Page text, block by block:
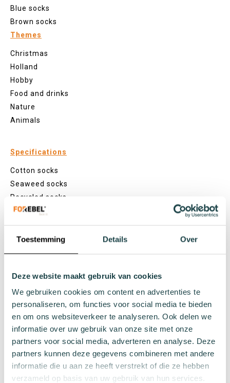
Toestemming Details Over
Deze website maakt gebruik van cookies
We gebruiken cookies om content en advertenties te
personaliseren, om functies voor social media te bieden
en om ons websiteverkeer te analyseren. Ook delen we
informatie over uw gebruik van onze site met onze
partners voor social media, adverteren en analyse. Deze
partners kunnen deze gegevens combineren met andere
informatie die u aan ze heeft verstrekt of die ze hebben
verzameld op basis van uw gebruik van hun services.
Blue socks
Brown socks
Themes
Christmas
Holland
Hobby
Food and drinks
Nature
Animals
Specifications
Cotton socks
Seaweed socks
Recycled socks
Fishing net socks
Patterns
Plain socks
Stripe socks
Dotted socks
Fishing net pattern socks
Heart socks